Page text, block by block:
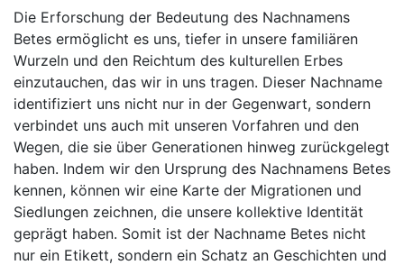
Die Erforschung der Bedeutung des Nachnamens
Betes ermöglicht es uns, tiefer in unsere familiären
Wurzeln und den Reichtum des kulturellen Erbes
einzutauchen, das wir in uns tragen. Dieser Nachname
identifiziert uns nicht nur in der Gegenwart, sondern
verbindet uns auch mit unseren Vorfahren und den
Wegen, die sie über Generationen hinweg zurückgelegt
haben. Indem wir den Ursprung des Nachnamens Betes
kennen, können wir eine Karte der Migrationen und
Siedlungen zeichnen, die unsere kollektive Identität
geprägt haben. Somit ist der Nachname Betes nicht
nur ein Etikett, sondern ein Schatz an Geschichten und